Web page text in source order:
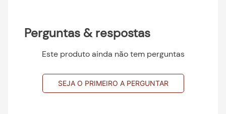
Perguntas & respostas
Este produto ainda não tem perguntas
SEJA O PRIMEIRO A PERGUNTAR